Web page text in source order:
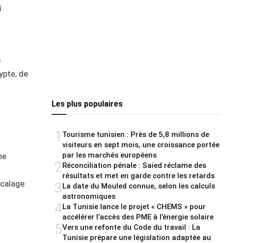
de
Les plus populaires
1 Tourisme tunisien : Près de 5,8 millions de
visiteurs en sept mois, une croissance portée
par les marchés européens
2Réconciliation pénale : Saied réclame des
résultats et met en garde contre les retards
3La date du Mouled connue, selon les calculs
astronomiques
4La Tunisie lance le projet « CHEMS » pour
accélérer l’accès des PME à l’énergie solaire
5Vers une refonte du Code du travail : La
Tunisie prépare une législation adaptée au